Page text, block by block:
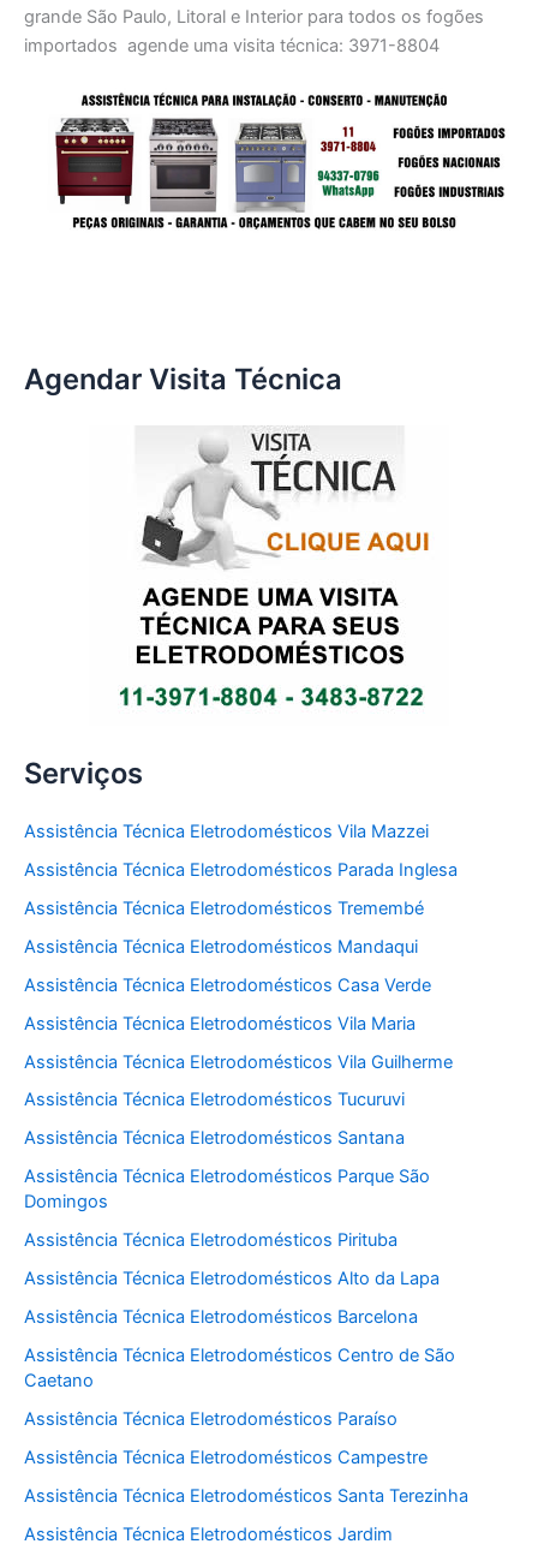
grande São Paulo, Litoral e Interior para todos os fogões
importados agende uma visita técnica: 3971-8804
Agendar Visita Técnica
Serviços
Assistência Técnica Eletrodomésticos Vila Mazzei
Assistência Técnica Eletrodomésticos Parada Inglesa
Assistência Técnica Eletrodomésticos Tremembé
Assistência Técnica Eletrodomésticos Mandaqui
Assistência Técnica Eletrodomésticos Casa Verde
Assistência Técnica Eletrodomésticos Vila Maria
Assistência Técnica Eletrodomésticos Vila Guilherme
Assistência Técnica Eletrodomésticos Tucuruvi
Assistência Técnica Eletrodomésticos Santana
Assistência Técnica Eletrodomésticos Parque São
Domingos
Assistência Técnica Eletrodomésticos Pirituba
Assistência Técnica Eletrodomésticos Alto da Lapa
Assistência Técnica Eletrodomésticos Barcelona
Assistência Técnica Eletrodomésticos Centro de São
Caetano
Assistência Técnica Eletrodomésticos Paraíso
Assistência Técnica Eletrodomésticos Campestre
Assistência Técnica Eletrodomésticos Santa Terezinha
Assistência Técnica Eletrodomésticos Jardim